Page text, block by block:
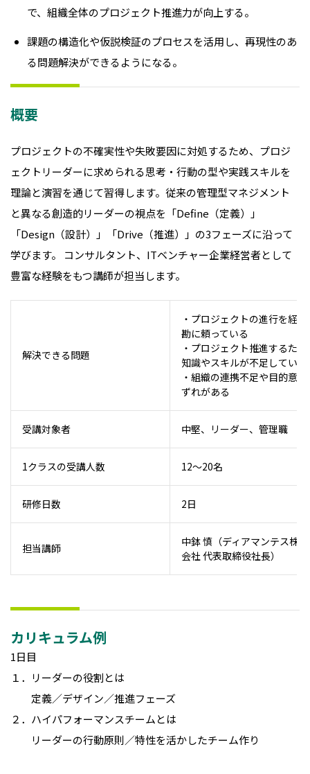
で、組織全体のプロジェクト推進力が向上する。
課題の構造化や仮説検証のプロセスを活用し、再現性のあ
る問題解決ができるようになる。
概要
プロジェクトの不確実性や失敗要因に対処するため、プロジ
ェクトリーダーに求められる思考・行動の型や実践スキルを
理論と演習を通じて習得します。従来の管理型マネジメント
と異なる創造的リーダーの視点を「Define（定義）」
「Design（設計）」「Drive（推進）」の3フェーズに沿って
学びます。 コンサルタント、ITベンチャー企業経営者として
豊富な経験をもつ講師が担当します。
解決できる問題
・プロジェクトの進行を経験
勘に頼っている
・プロジェクト推進するため
知識やスキルが不足している
・組織の連携不足や目的意識
ずれがある
受講対象者 中堅、リーダー、管理職
1クラスの受講人数 12～20名
研修日数 2日
担当講師
中鉢 慎（ディアマンテス株式
会社 代表取締役社長）
カリキュラム例
1日目
１．リーダーの役割とは
定義／デザイン／推進フェーズ
２．ハイパフォーマンスチームとは
リーダーの行動原則／特性を活かしたチーム作り